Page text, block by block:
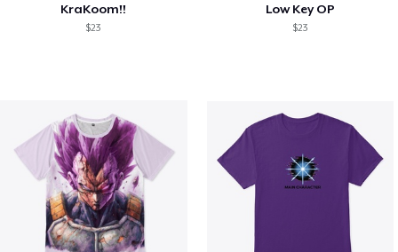
KraKoom!!
$23
Low Key OP
$23